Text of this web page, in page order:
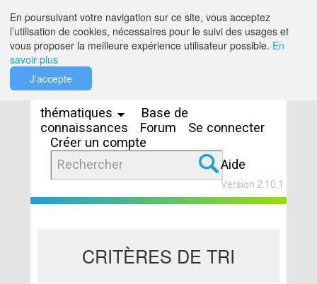
thématiques
Base de
connaissances
Forum
Se connecter
Créer un compte
Aide
Version 2.10.1
CRITÈRES DE TRI
En poursuivant votre navigation sur ce site, vous acceptez
l’utilisation de cookies, nécessaires pour le suivi des usages et
vous proposer la meilleure expérience utilisateur possible. En
savoir plus
J'accepte